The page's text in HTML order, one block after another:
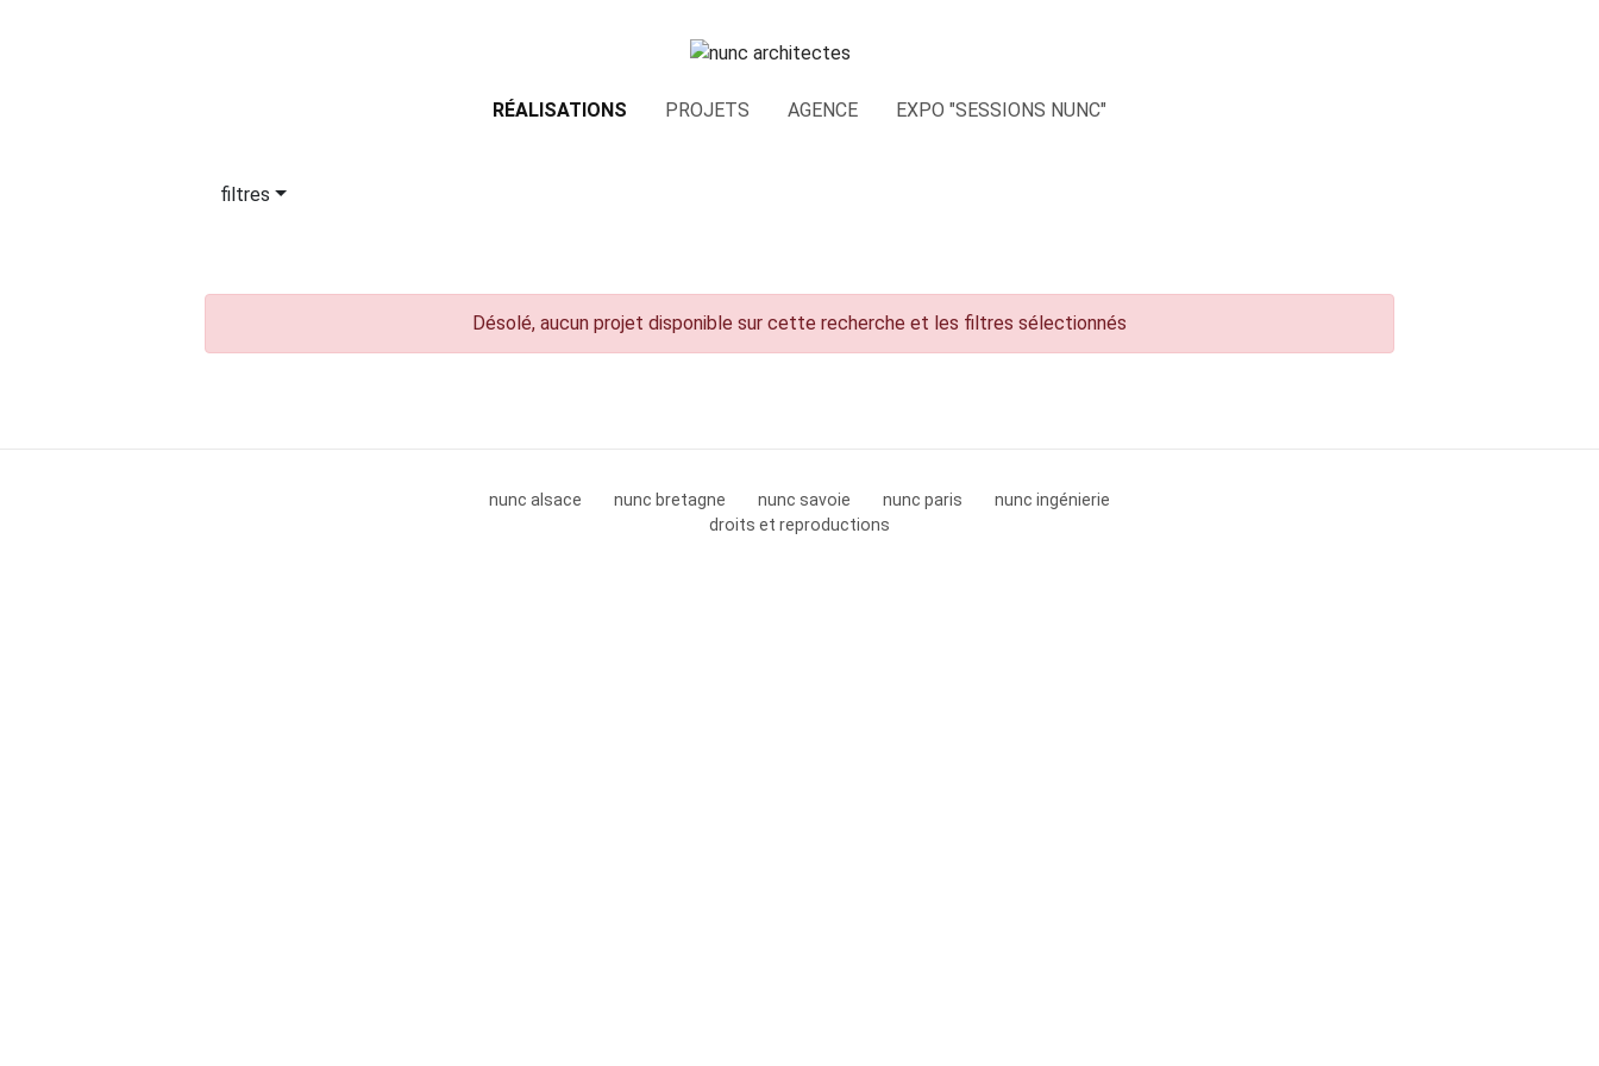
RÉALISATIONS PROJETS AGENCE EXPO "SESSIONS NUNC"
filtres
Désolé, aucun projet disponible sur cette recherche et les filtres sélectionnés
nunc alsace nunc bretagne nunc savoie nunc paris
nunc ingénierie
droits et reproductions